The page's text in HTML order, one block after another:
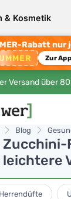
& Kosmetik
Rabatt nur
Zur App
Versand über 80
Blog
Herrendüfte